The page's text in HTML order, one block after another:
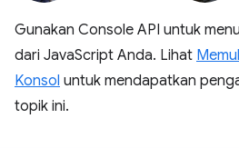
Gunakan Console API untuk
dari JavaScript Anda. Lihat
Konsol untuk mendapatkan
topik ini.